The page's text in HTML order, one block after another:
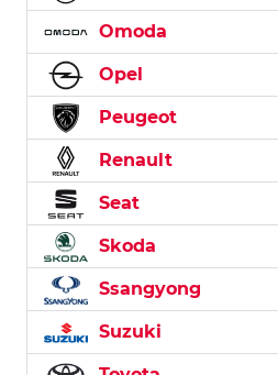
Omoda
Opel
Peugeot
Renault
Seat
Skoda
Ssangyong
Suzuki